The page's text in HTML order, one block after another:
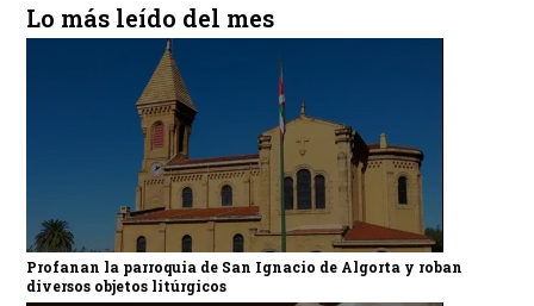
Lo más leído del mes
Profanan la parroquia de San Ignacio de Algorta y roban
diversos objetos litúrgicos